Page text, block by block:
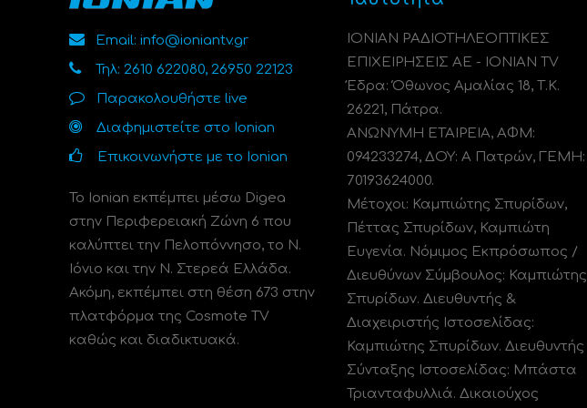
Email: info@ioniantv.gr
Τηλ: 2610 622080, 26950 22123
Παρακολουθήστε live
Διαφημιστείτε στο Ionian
Επικοινωνήστε με το Ionian
Το Ionian εκπέμπει μέσω Digea
στην Περιφερειακή Ζώνη 6 που
καλύπτει την Πελοπόννησο, το N.
Ιόνιο και την Ν. Στερεά Ελλάδα.
Ακόμη, εκπέμπει στη θέση 673 στην
πλατφόρμα της Cosmote TV
καθώς και διαδικτυακά.
ΙΟΝΙΑΝ ΡΑΔΙΟΤΗΛΕΟΠΤΙΚΕΣ
ΕΠΙΧΕΙΡΗΣΕΙΣ ΑΕ - IONIAN TV
Έδρα: Όθωνος Αμαλίας 18, Τ.Κ.
26221, Πάτρα.
ΑΝΩΝΥΜΗ ΕΤΑΙΡΕΙΑ, ΑΦΜ:
094233274, ΔΟΥ: A Πατρών, ΓΕΜΗ:
70193624000.
Μέτοχοι: Καμπιώτης Σπυρίδων,
Πέττας Σπυρίδων, Καμπιώτη
Ευγενία. Νόμιμος Εκπρόσωπος /
Διευθύνων Σύμβουλος: Καμπιώτης
Σπυρίδων. Διευθυντής &
Διαχειριστής Ιστοσελίδας:
Καμπιώτης Σπυρίδων. Διευθυντής
Σύνταξης Ιστοσελίδας: Μπάστα
Τριανταφυλλιά. Δικαιούχος